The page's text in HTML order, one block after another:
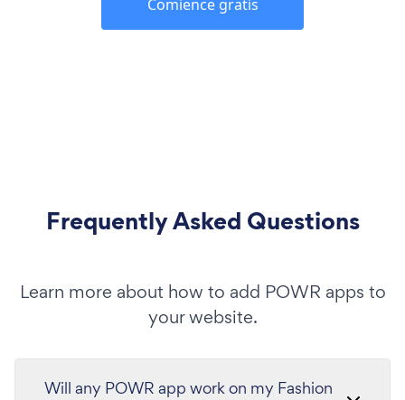
Comience gratis
Frequently Asked Questions
Learn more about how to add POWR apps to
your website.
Will any POWR app work on my Fashion